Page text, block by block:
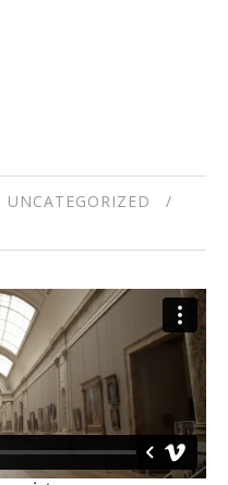
UNCATEGORIZED